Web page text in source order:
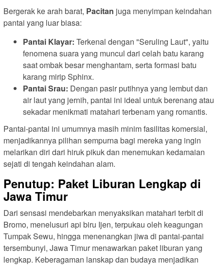
Bergerak ke arah barat, Pacitan juga menyimpan keindahan
pantai yang luar biasa:
Pantai Klayar: Terkenal dengan "Seruling Laut", yaitu
fenomena suara yang muncul dari celah batu karang
saat ombak besar menghantam, serta formasi batu
karang mirip Sphinx.
Pantai Srau: Dengan pasir putihnya yang lembut dan
air laut yang jernih, pantai ini ideal untuk berenang atau
sekadar menikmati matahari terbenam yang romantis.
Pantai-pantai ini umumnya masih minim fasilitas komersial,
menjadikannya pilihan sempurna bagi mereka yang ingin
melarikan diri dari hiruk pikuk dan menemukan kedamaian
sejati di tengah keindahan alam.
Penutup: Paket Liburan Lengkap di
Jawa Timur
Dari sensasi mendebarkan menyaksikan matahari terbit di
Bromo, menelusuri api biru Ijen, terpukau oleh keagungan
Tumpak Sewu, hingga menenangkan jiwa di pantai-pantai
tersembunyi, Jawa Timur menawarkan paket liburan yang
lengkap. Keberagaman lanskap dan budaya menjadikan